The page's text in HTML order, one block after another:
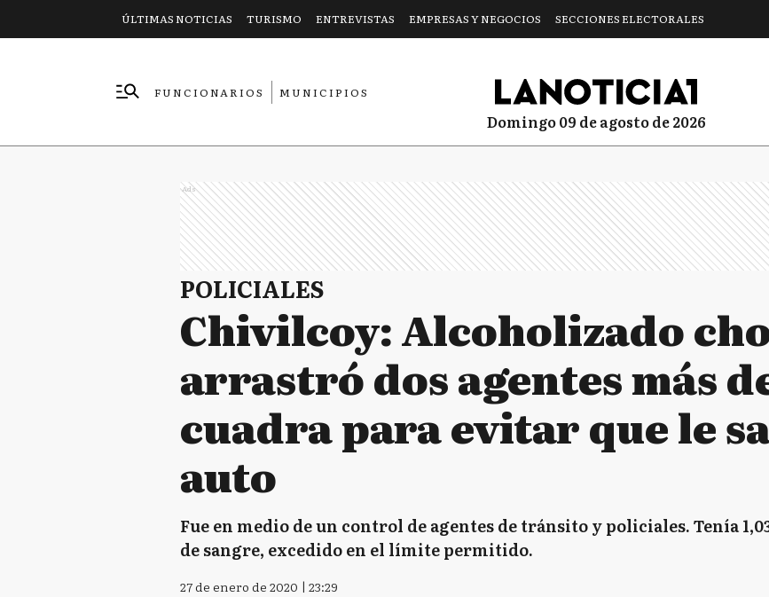
ÚLTIMAS NOTICIAS TURISMO ENTREVISTAS EMPRESAS Y NEGOCIOS SECCIONES ELECTORALES
FUNCIONARIOS
MUNICIPIOS
domingo 09 de agosto de 2026
Ads
POLICIALES
Chivilcoy: Alcoholizado
arrastró dos agentes más
cuadra para evitar que le
auto
Fue en medio de un control de agentes de tránsito y policiales. Tenía
de sangre, excedido en el límite permitido.
27 de enero de 2020 | 23:29